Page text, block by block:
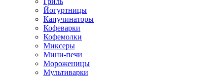
Йогуртницы
Капучинаторы
Кофеварки
Кофемолки
Миксеры
Мини-печи
Мороженицы
Мультиварки